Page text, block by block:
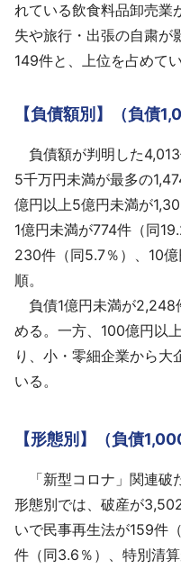
れている飲食料品卸売業
失や旅行・出張の自粛が
149件と、上位を占めてい
【負債額別】（負債
負債額が判明した
5千万円未満が最多の
億円以上5億円未満が
1億円未満が774件（同
230件（同5.7％）、10
順。
負債1億円未満が2,248
める。一方、100億円以
り、小・零細企業から大
いる。
【形態別】（負債
「新型コロナ」関連破
形態別では、破産が
いで民事再生法が159件
件（同3.6％）、特別清